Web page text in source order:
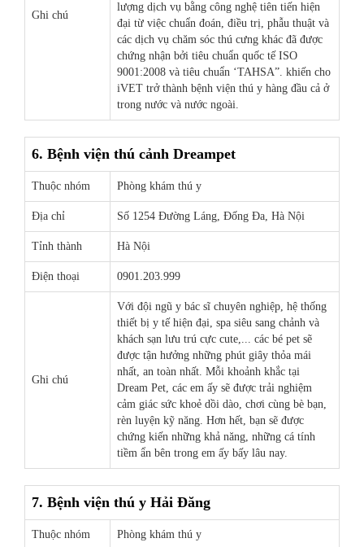
Ghi chú
lượng dịch vụ bằng công nghệ tiên tiến hiện
đại từ việc chuẩn đoán, điều trị, phẫu thuật và
các dịch vụ chăm sóc thú cưng khác đã được
chứng nhận bởi tiêu chuẩn quốc tế ISO
9001:2008 và tiêu chuẩn ‘TAHSA”. khiến cho
iVET trở thành bệnh viện thú y hàng đầu cả ở
trong nước và nước ngoài.
6. Bệnh viện thú cảnh Dreampet
Thuộc nhóm Phòng khám thú y
Địa chỉ Số 1254 Đường Láng, Đống Đa, Hà Nội
Tỉnh thành Hà Nội
Điện thoại 0901.203.999
Ghi chú
Với đội ngũ y bác sĩ chuyên nghiệp, hệ thống
thiết bị y tế hiện đại, spa siêu sang chảnh và
khách sạn lưu trú cực cute,... các bé pet sẽ
được tận hưởng những phút giây thỏa mái
nhất, an toàn nhất. Mỗi khoảnh khắc tại
Dream Pet, các em ấy sẽ được trải nghiệm
cảm giác sức khoẻ dồi dào, chơi cùng bè bạn,
rèn luyện kỹ năng. Hơn hết, bạn sẽ được
chứng kiến những khả năng, những cá tính
tiềm ẩn bên trong em ấy bấy lâu nay.
7. Bệnh viện thú y Hải Đăng
Thuộc nhóm Phòng khám thú y